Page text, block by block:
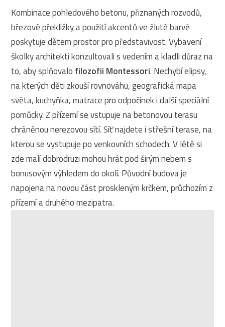
Kombinace pohledového betonu, přiznaných rozvodů,
březové překližky a použití akcentů ve žluté barvě
poskytuje dětem prostor pro představivost. Vybavení
školky architekti konzultovali s vedením a kladli důraz na
to, aby splňovalo filozofii Montessori. Nechybí elipsy,
na kterých děti zkouší rovnováhu, geografická mapa
světa, kuchyňka, matrace pro odpočinek i další speciální
pomůcky. Z přízemí se vstupuje na betonovou terasu
chráněnou nerezovou sítí. Síť najdete i střešní terase, na
kterou se vystupuje po venkovních schodech. V létě si
zde malí dobrodruzi mohou hrát pod širým nebem s
bonusovým výhledem do okolí. Původní budova je
napojena na novou část proskleným krčkem, průchozím z
přízemí a druhého mezipatra.